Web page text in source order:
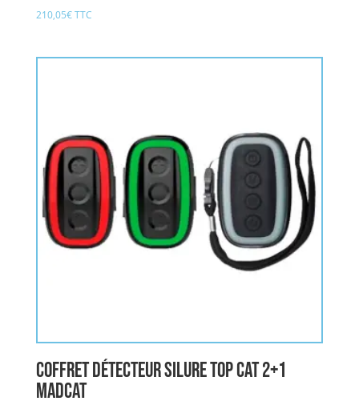
210,05€TTC
Coffret détecteur Silure top cat 2+1
MADCAT